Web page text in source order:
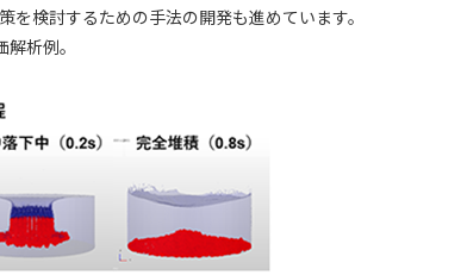
検討するための手法の開発も進めています。
析例。